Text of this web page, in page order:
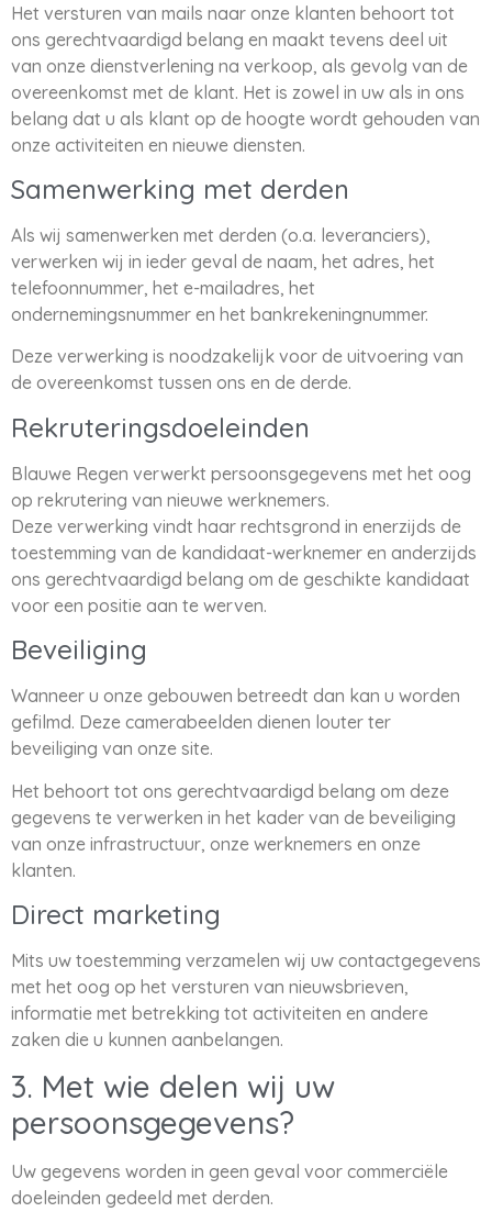
Het versturen van mails naar onze klanten behoort tot
ons gerechtvaardigd belang en maakt tevens deel uit
van onze dienstverlening na verkoop, als gevolg van de
overeenkomst met de klant. Het is zowel in uw als in ons
belang dat u als klant op de hoogte wordt gehouden van
onze activiteiten en nieuwe diensten.
Samenwerking met derden
Als wij samenwerken met derden (o.a. leveranciers),
verwerken wij in ieder geval de naam, het adres, het
telefoonnummer, het e-mailadres, het
ondernemingsnummer en het bankrekeningnummer.
Deze verwerking is noodzakelijk voor de uitvoering van
de overeenkomst tussen ons en de derde.
Rekruteringsdoeleinden
Blauwe Regen verwerkt persoonsgegevens met het oog
op rekrutering van nieuwe werknemers.
Deze verwerking vindt haar rechtsgrond in enerzijds de
toestemming van de kandidaat-werknemer en anderzijds
ons gerechtvaardigd belang om de geschikte kandidaat
voor een positie aan te werven.
Beveiliging
Wanneer u onze gebouwen betreedt dan kan u worden
gefilmd. Deze camerabeelden dienen louter ter
beveiliging van onze site.
Het behoort tot ons gerechtvaardigd belang om deze
gegevens te verwerken in het kader van de beveiliging
van onze infrastructuur, onze werknemers en onze
klanten.
Direct marketing
Mits uw toestemming verzamelen wij uw contactgegevens
met het oog op het versturen van nieuwsbrieven,
informatie met betrekking tot activiteiten en andere
zaken die u kunnen aanbelangen.
3. Met wie delen wij uw
persoonsgegevens?
Uw gegevens worden in geen geval voor commerciële
doeleinden gedeeld met derden.